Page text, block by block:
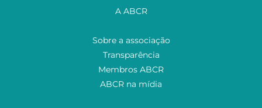
A ABCR
Sobre a associação
Transparência
Membros ABCR
ABCR na mídia